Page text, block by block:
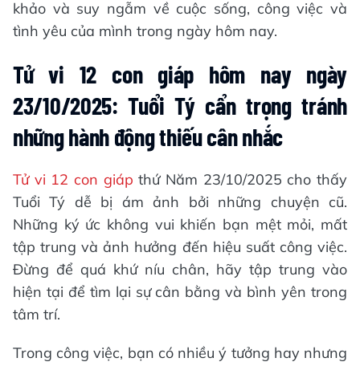
khảo và suy ngẫm về cuộc sống, công việc và
tình yêu của mình trong ngày hôm nay.
Tử vi 12 con giáp hôm nay ngày
23/10/2025: Tuổi Tý cẩn trọng tránh
những hành động thiếu cân nhắc
Tử vi 12 con giáp thứ Năm 23/10/2025 cho thấy
Tuổi Tý dễ bị ám ảnh bởi những chuyện cũ.
Những ký ức không vui khiến bạn mệt mỏi, mất
tập trung và ảnh hưởng đến hiệu suất công việc.
Đừng để quá khứ níu chân, hãy tập trung vào
hiện tại để tìm lại sự cân bằng và bình yên trong
tâm trí.
Trong công việc, bạn có nhiều ý tưởng hay nhưng